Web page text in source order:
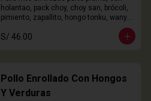
holantao, pack choy, choy san, brócoli,
pimiento, zapallito, hongo tonku, wanyi
S/ 46.00
Pollo Enrollado Con Hongos
Y Verduras